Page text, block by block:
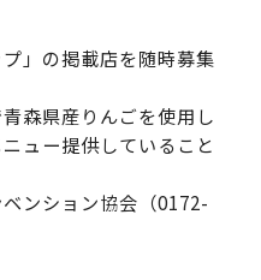
」の掲載店を随時募集
森県産りんごを使用し
ュー提供していること
ンション協会（0172-